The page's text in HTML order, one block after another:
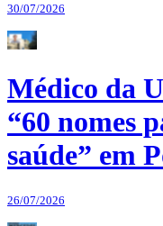
30/07/2026
Médico da
“60 nomes
saúde” em
26/07/2026